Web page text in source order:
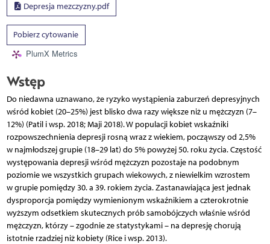
Depresja mezczyzny.pdf
Pobierz cytowanie
PlumX Metrics
Wstęp
Do niedawna uznawano, że ryzyko wystąpienia zaburzeń depresyjnych
wśród kobiet (20–25%) jest blisko dwa razy większe niż u mężczyzn (7–
12%) (Patil i wsp. 2018; Maji 2018). W populacji kobiet wskaźniki
rozpowszechnienia depresji rosną wraz z wiekiem, począwszy od 2,5%
w najmłodszej grupie (18–29 lat) do 5% powyżej 50. roku życia. Częstość
występowania depresji wśród mężczyzn pozostaje na podobnym
poziomie we wszystkich grupach wiekowych, z niewielkim wzrostem
w grupie pomiędzy 30. a 39. rokiem życia. Zastanawiająca jest jednak
dysproporcja pomiędzy wymienionym wskaźnikiem a czterokrotnie
wyższym odsetkiem skutecznych prób samobójczych właśnie wśród
mężczyzn, którzy – zgodnie ze statystykami – na depresję chorują
istotnie rzadziej niż kobiety (Rice i wsp. 2013).